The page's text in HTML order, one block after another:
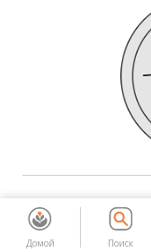
Домой Поиск